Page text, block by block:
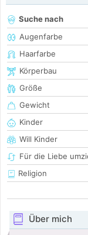
Suche nach
Augenfarbe
Haarfarbe
Körperbau
Größe
Gewicht
Kinder
Will Kinder
Für die Liebe
Religion
Über mich